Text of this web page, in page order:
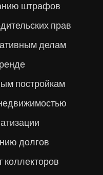
штрафов
прав
делам
постройкам
долгов
коллекторов